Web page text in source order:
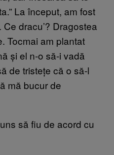
La început, am fost
dracu’? Dragostea
Tocmai am plantat
și el n-o să-i vadă
de tristețe că o să-l
mă bucur de
să fiu de acord cu